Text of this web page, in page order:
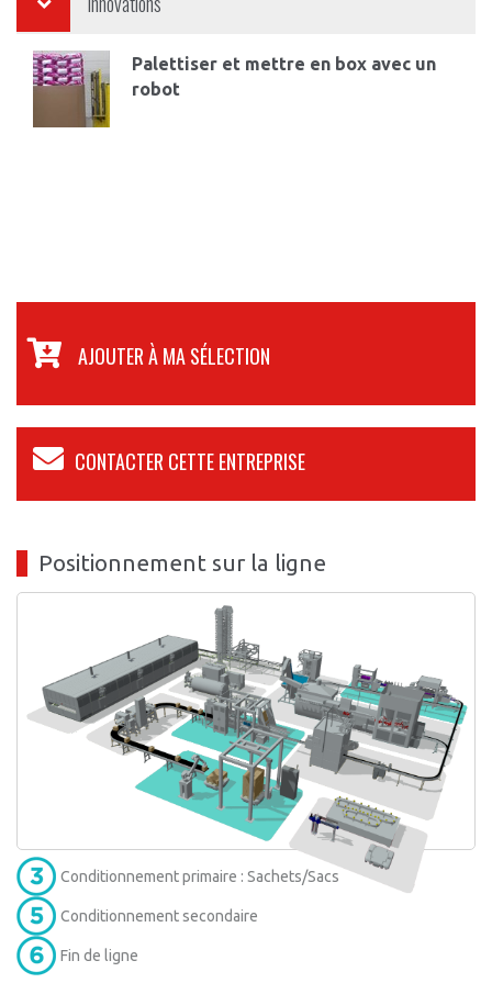
Palettiser et mettre en box avec un
robot
AJOUTER À MA SÉLECTION
CONTACTER CETTE ENTREPRISE
Positionnement sur la ligne
Conditionnement primaire : Sachets/Sacs
Conditionnement secondaire
Fin de ligne